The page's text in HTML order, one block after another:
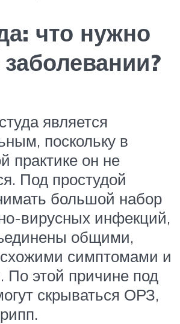
что нужно
является
поскольку в
практике он не
Под простудой
большой набор
вирусных инфекций,
общими,
схожими симптомами и
По этой причине под
скрываться ОРЗ,